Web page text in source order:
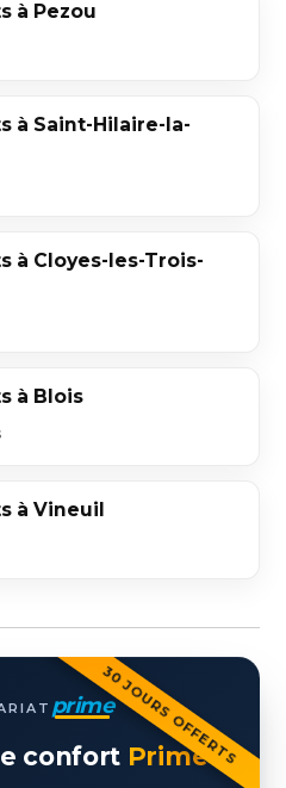
à Pezou
à Saint-Hilaire-la-
à Cloyes-les-Trois-
à Blois
à Vineuil
30 JOURS OFFERTS
prime
confort Prime